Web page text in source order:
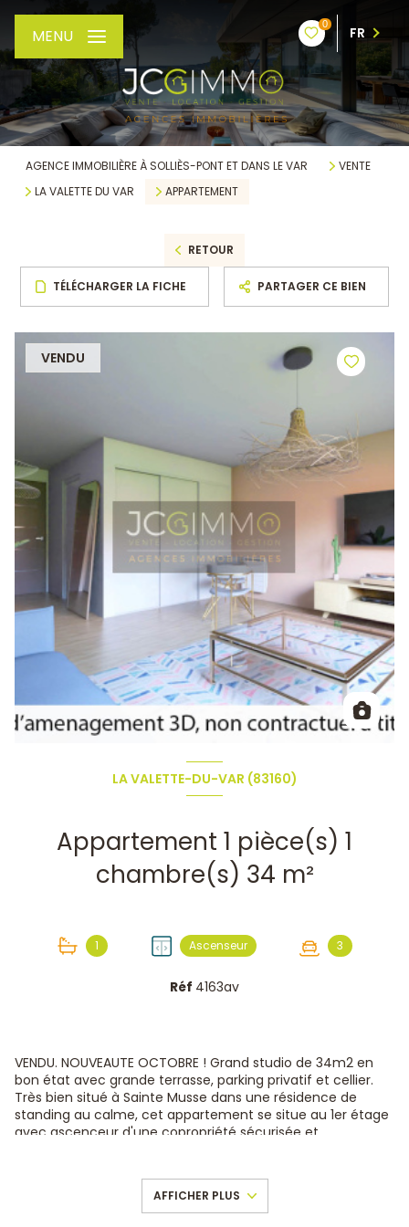
0
FR
MENU
AGENCE IMMOBILIÈRE À SOLLIÈS-PONT ET DANS LE VAR
VENTE
LA VALETTE DU VAR
APPARTEMENT
RETOUR
TÉLÉCHARGER LA FICHE PARTAGER CE BIEN
VENDU
LA VALETTE-DU-VAR (83160)
Appartement 1 pièce(s) 1
chambre(s) 34 m²
1 Ascenseur 3
Réf 4163av
VENDU. NOUVEAUTE OCTOBRE ! Grand studio de 34m2 en
bon état avec grande terrasse, parking privatif et cellier.
Très bien situé à Sainte Musse dans une résidence de
standing au calme, cet appartement se situe au 1er étage
avec ascenceur d'une copropriété sécurisée et
grande baie vitrée avec volet roulant électrique en double
vitrage donnant sur une terrasse plein Sud d'environ 8m²
(possibilité de fermer la terrasse pour créer une loggia et
AFFICHER PLUS